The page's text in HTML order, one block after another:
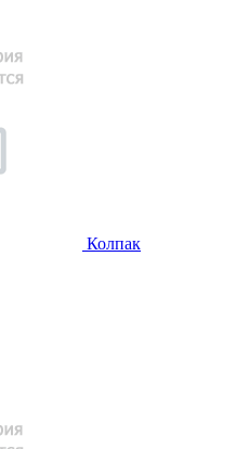
Колпак